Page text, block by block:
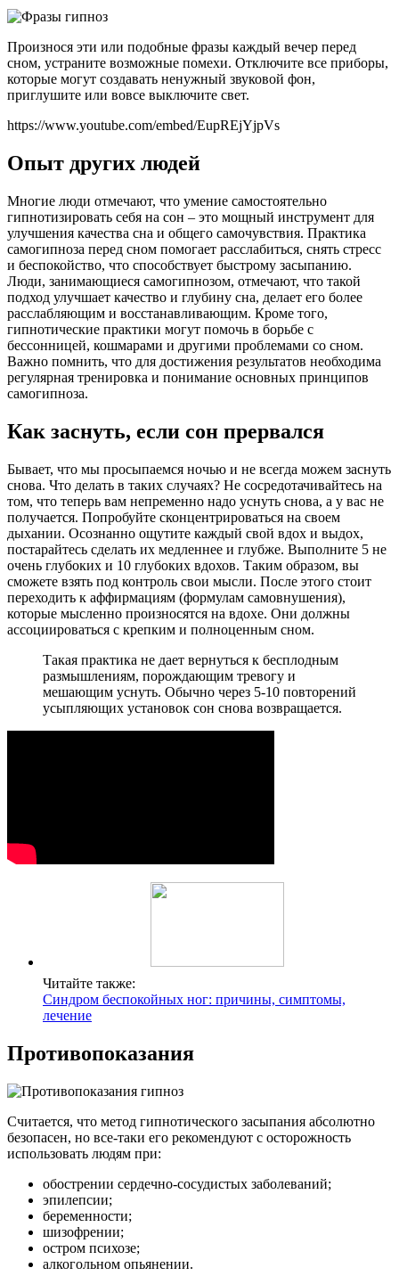
Произнося эти или подобные фразы каждый вечер перед
сном, устраните возможные помехи. Отключите все приборы,
которые могут создавать ненужный звуковой фон,
приглушите или вовсе выключите свет.
https://www.youtube.com/embed/EupREjYjpVs
Опыт других людей
Многие люди отмечают, что умение самостоятельно
гипнотизировать себя на сон – это мощный инструмент для
улучшения качества сна и общего самочувствия. Практика
самогипноза перед сном помогает расслабиться, снять стресс
и беспокойство, что способствует быстрому засыпанию.
Люди, занимающиеся самогипнозом, отмечают, что такой
подход улучшает качество и глубину сна, делает его более
расслабляющим и восстанавливающим. Кроме того,
гипнотические практики могут помочь в борьбе с
бессонницей, кошмарами и другими проблемами со сном.
Важно помнить, что для достижения результатов необходима
регулярная тренировка и понимание основных принципов
самогипноза.
Как заснуть, если сон прервался
Бывает, что мы просыпаемся ночью и не всегда можем заснуть
снова. Что делать в таких случаях? Не сосредотачивайтесь на
том, что теперь вам непременно надо уснуть снова, а у вас не
получается. Попробуйте сконцентрироваться на своем
дыхании. Осознанно ощутите каждый свой вдох и выдох,
постарайтесь сделать их медленнее и глубже. Выполните 5 не
очень глубоких и 10 глубоких вдохов. Таким образом, вы
сможете взять под контроль свои мысли. После этого стоит
переходить к аффирмациям (формулам самовнушения),
которые мысленно произносятся на вдохе. Они должны
ассоциироваться с крепким и полноценным сном.
Такая практика не дает вернуться к бесплодным
размышлениям, порождающим тревогу и
мешающим уснуть. Обычно через 5-10 повторений
усыпляющих установок сон снова возвращается.
Читайте также:
Синдром беспокойных ног: причины, симптомы,
лечение
Противопоказания
Считается, что метод гипнотического засыпания абсолютно
безопасен, но все-таки его рекомендуют с осторожность
использовать людям при:
обострении сердечно-сосудистых заболеваний;
эпилепсии;
беременности;
шизофрении;
остром психозе;
алкогольном опьянении.